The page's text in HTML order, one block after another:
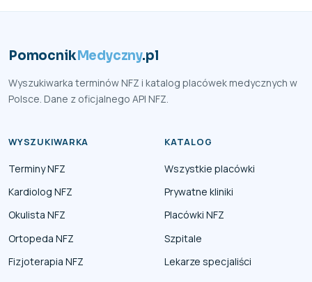
PomocnikMedyczny.pl
Wyszukiwarka terminów NFZ i katalog placówek medycznych w
Polsce. Dane z oficjalnego API NFZ.
WYSZUKIWARKA
Terminy NFZ
Kardiolog NFZ
Okulista NFZ
Ortopeda NFZ
Fizjoterapia NFZ
KATALOG
Wszystkie placówki
Prywatne kliniki
Placówki NFZ
Szpitale
Lekarze specjaliści